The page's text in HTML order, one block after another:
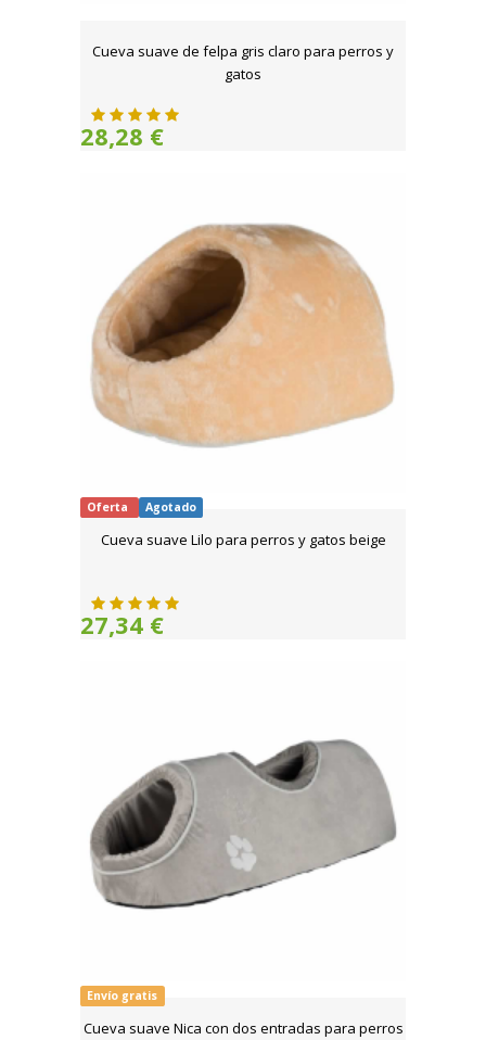
Cueva suave de felpa gris claro para perros y
gatos
28,28 €
Oferta Agotado
Cueva suave Lilo para perros y gatos beige
27,34 €
Envío gratis
Cueva suave Nica con dos entradas para perros